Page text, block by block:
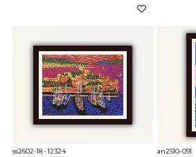
ss2602-18 - 12324 an2510-091